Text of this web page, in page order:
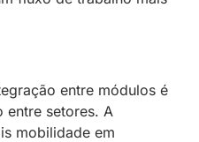
entre módulos é
entre setores. A
mobilidade em